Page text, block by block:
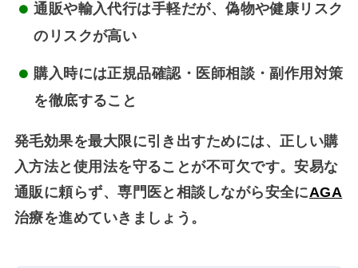
通販や輸入代行は手軽だが、偽物や健康リスク
のリスクが高い
購入時には正規品確認・医師相談・副作用対策
を徹底すること
発毛効果を最大限に引き出すためには、正しい購
入方法と使用法を守ることが不可欠です。安易な
通販に頼らず、専門医と相談しながら安全にAGA
治療を進めていきましょう。